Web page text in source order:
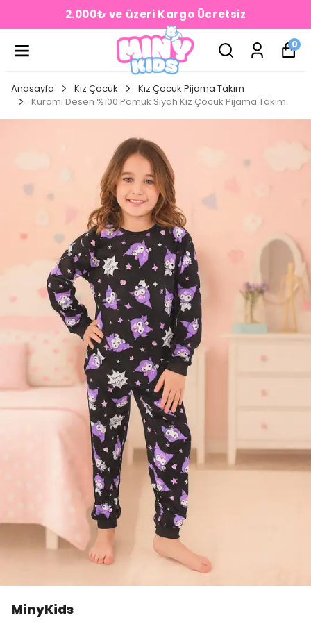
2.000₺ ve üzeri Kargo Ücretsiz
0
Anasayfa Kız Çocuk
Kız Çocuk Pijama Takım
Kuromi Desen %100 Pamuk Siyah Kız Çocuk Pijama Takım
MinyKids